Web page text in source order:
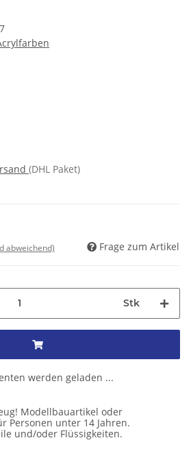
(DHL Paket)
abweichend) Frage zum Artikel
Stk
werden geladen ...
Modellbauartikel oder
Personen unter 14 Jahren.
und/oder Flüssigkeiten.